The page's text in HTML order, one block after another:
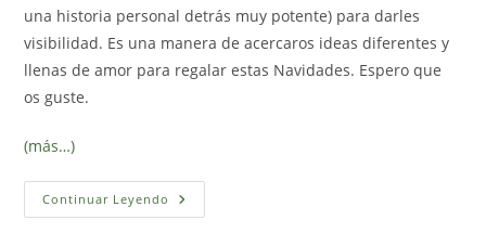
una historia personal detrás muy potente) para darles
visibilidad. Es una manera de acercaros ideas diferentes y
llenas de amor para regalar estas Navidades. Espero que
os guste.
(más…)
Continuar Leyendo Recopilatorio
De